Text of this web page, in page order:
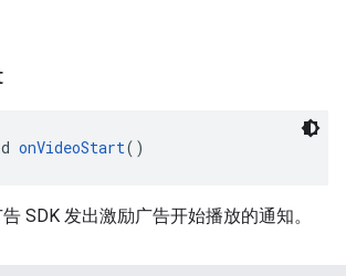
onVideoStart()
SDK 发出激励广告开始播放的通知。